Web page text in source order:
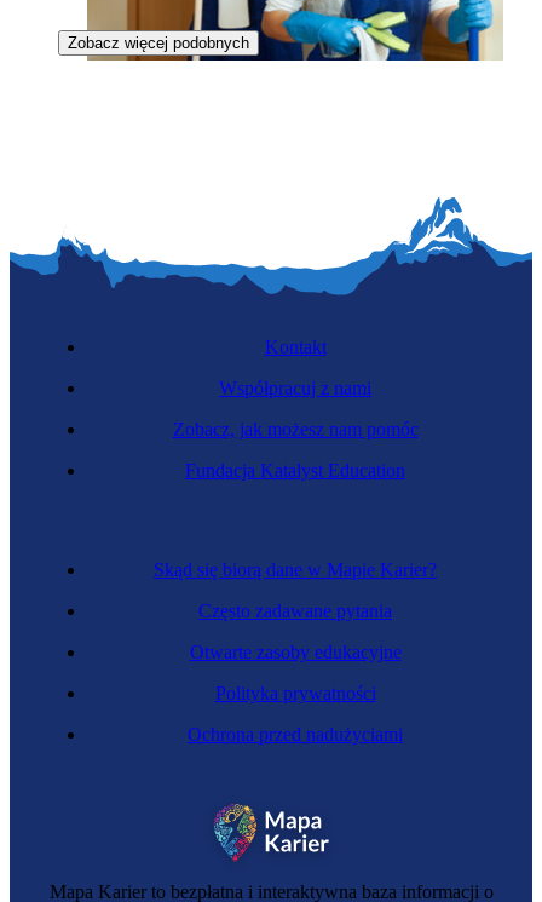
Zobacz więcej podobnych
Mapa Karier to bezpłatna i interaktywna baza informacji o
Skąd się biorą dane w Mapie Karier?
Często zadawane pytania
Otwarte zasoby edukacyjne
Polityka prywatności
Ochrona przed nadużyciami
Kontakt
Współpracuj z nami
Zobacz, jak możesz nam pomóc
Fundacja Katalyst Education